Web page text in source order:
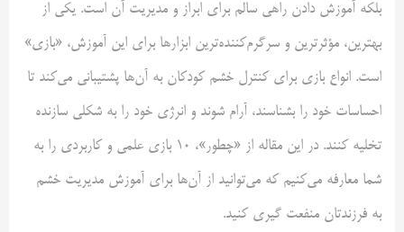
بلکه آموزش دادن راهی سالم برای ابراز و مدیریت آن است. یکی از
بهترین، مؤثرترین و سرگرم‌کننده‌ترین ابزارها برای این آموزش، «بازی»
است. انواع بازی برای کنترل خشم کودکان به آن‌ها پشتیبانی می‌کند تا
احساسات خود را بشناسند، آرام شوند و انرژی خود را به شکلی سازنده
تخلیه کنند. در این مقاله از «چطور»، ۱۰ بازی علمی و کاربردی را به
شما معارفه می‌کنیم که می‌توانید از آن‌ها برای آموزش مدیریت خشم
به فرزندتان منفعت گیری کنید.